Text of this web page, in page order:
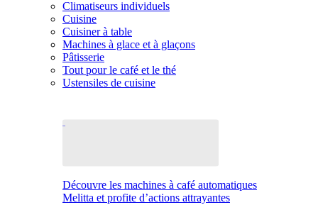
Climatiseurs individuels
Cuisine
Cuisiner à table
Machines à glace et à glaçons
Pâtisserie
Tout pour le café et le thé
Ustensiles de cuisine
Découvre les machines à café automatiques
Melitta et profite d’actions attrayantes